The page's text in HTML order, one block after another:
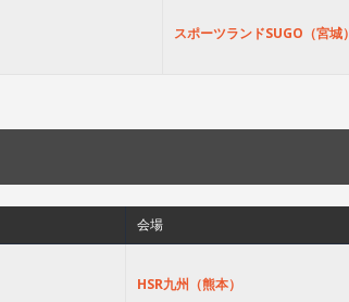
スポーツランドSUGO（宮城）
会場
HSR九州（熊本）